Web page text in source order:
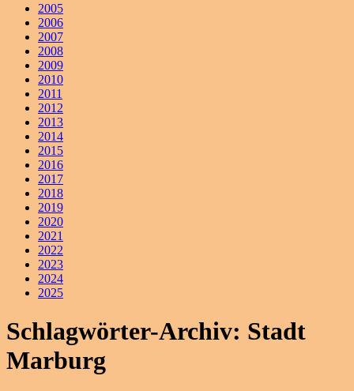
2005
2006
2007
2008
2009
2010
2011
2012
2013
2014
2015
2016
2017
2018
2019
2020
2021
2022
2023
2024
2025
Schlagwörter-Archiv: Stadt
Marburg